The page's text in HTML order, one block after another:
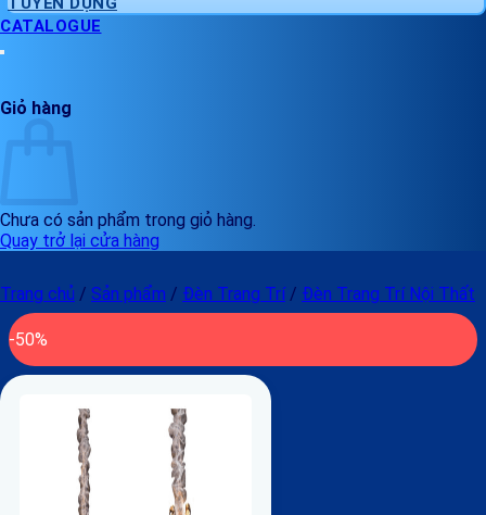
CATALOGUE
Giỏ hàng
Chưa có sản phẩm trong giỏ hàng.
Quay trở lại cửa hàng
Trang chủ / Sản phẩm / Đèn Trang Trí / Đèn Trang Trí Nội Thất
-50%